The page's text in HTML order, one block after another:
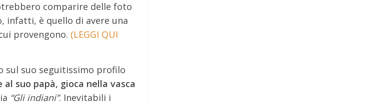
comparire delle foto
infatti, è quello di avere una
provengono. (LEGGI QUI
sul suo seguitissimo profilo
al suo papà, gioca nella vasca
“Gli indiani”. Inevitabili i